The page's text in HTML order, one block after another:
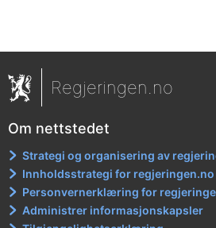
Regjeringen.no
Om nettstedet
Strategi og organisering av
Innholdsstrategi for regjeringen.no
Personvernerklæring for
Administrer informasjonskapsler